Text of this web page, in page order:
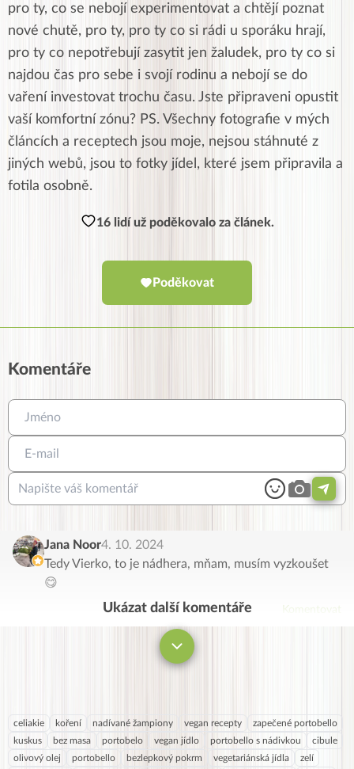
pro ty, co se nebojí experimentovat a chtějí poznat
nové chutě, pro ty, pro ty co si rádi u sporáku hrají,
pro ty co nepotřebují zasytit jen žaludek, pro ty co si
najdou čas pro sebe i svojí rodinu a nebojí se do
vaření investovat trochu času. Jste připraveni opustit
vaší komfortní zónu? PS. Všechny fotografie v mých
článcích a receptech jsou moje, nejsou stáhnuté z
jiných webů, jsou to fotky jídel, které jsem připravila a
fotila osobně.
16 lidí už poděkovalo za článek.
Poděkovat
Komentáře
Jana Noor4. 10. 2024
Tedy Vierko, to je nádhera, mňam, musím vyzkoušet
😋
Komentovat
Ukázat další komentáře
celiakie koření nadívané žampiony vegan recepty
zapečené portobello
kuskus
bez masa portobelo vegan jídlo portobello s nádivkou
cibule
olivový olej
portobello bezlepkový pokrm vegetariánská jídla
zelí